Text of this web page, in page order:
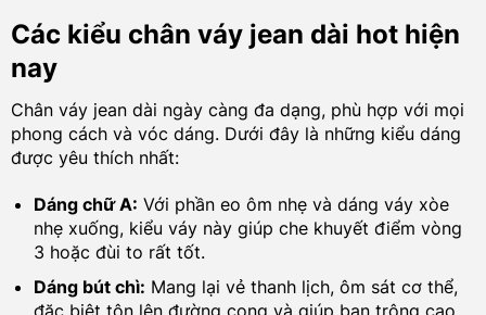
Các kiểu chân váy jean dài hot hiện
nay
Chân váy jean dài ngày càng đa dạng, phù hợp với mọi
phong cách và vóc dáng. Dưới đây là những kiểu dáng
được yêu thích nhất:
Dáng chữ A: Với phần eo ôm nhẹ và dáng váy xòe
nhẹ xuống, kiểu váy này giúp che khuyết điểm vòng
3 hoặc đùi to rất tốt.
Dáng bút chì: Mang lại vẻ thanh lịch, ôm sát cơ thể,
đặc biệt tôn lên đường cong và giúp bạn trông cao